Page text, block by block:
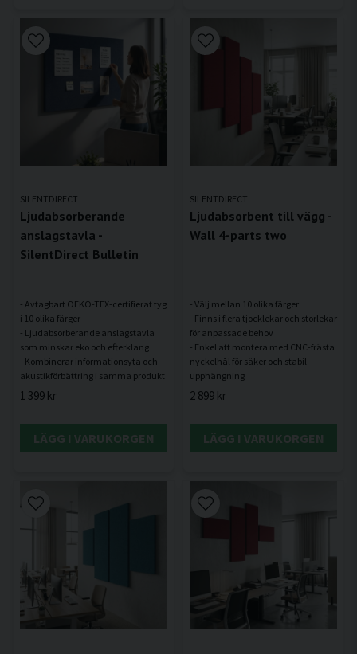
SILENTDIRECT
Ljudabsorberande
anslagstavla -
SilentDirect Bulletin
- Avtagbart OEKO-TEX-certifierat tyg
i 10 olika färger
- Ljudabsorberande anslagstavla
som minskar eko och efterklang
- Kombinerar informationsyta och
1 399 kr
LÄGG I VARUKORGEN
SILENTDIRECT
Ljudabsorbent till vägg -
Wall 4-parts two
- Välj mellan 10 olika färger
- Finns i flera tjocklekar och storlekar
för anpassade behov
- Enkel att montera med CNC-frästa
nyckelhål för säker och stabil
2 899 kr
LÄGG I VARUKORGEN